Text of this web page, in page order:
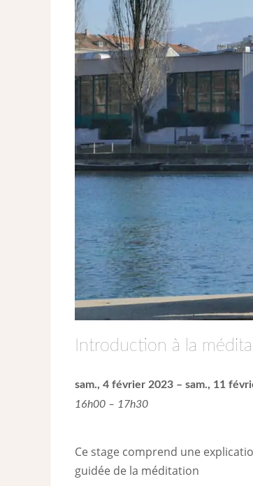
Introduction à la
sam., 4 février 2023 – sam., 11
16h00 – 17h30
Ce stage comprend une
guidée de la méditation